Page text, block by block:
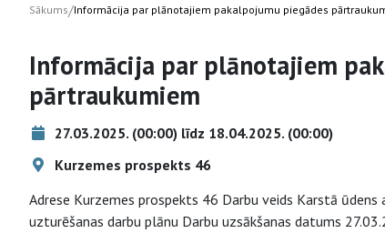
Sākums/Informācija par plānotajiem pakalpojumu piegādes
Informācija par plānotajiem
pārtraukumiem
27.03.2025. (00:00) līdz 18.04.2025. (00:00)
Kurzemes prospekts 46
Adrese Kurzemes prospekts 46 Darbu veids Karstā
uzturēšanas darbu plānu Darbu uzsākšanas datums